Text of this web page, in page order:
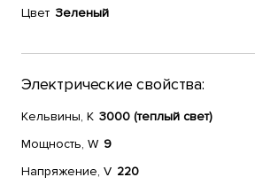
Цвет Зеленый
Электрические свойства:
Кельвины, К 3000 (теплый свет)
Мощность, W 9
Напряжение, V 220